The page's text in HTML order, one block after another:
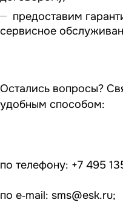
предоставим
сервисное
Остались вопросы?
удобным способом:
по телефону: +7 495
по e‑mail: sms@esk.ru;